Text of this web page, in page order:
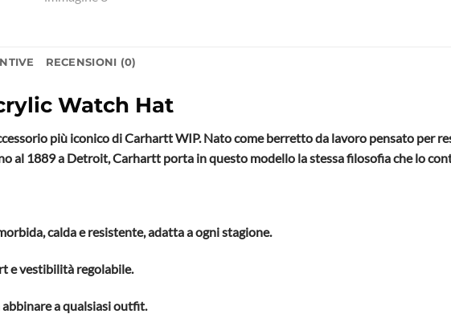
RECENSIONI (0)
Watch Hat
più iconico di Carhartt WIP. Nato come berretto da lavoro pensato
al 1889 a Detroit, Carhartt porta in questo modello la stessa filosofia che lo
calda e resistente, adatta a ogni stagione.
e vestibilità regolabile.
a qualsiasi outfit.